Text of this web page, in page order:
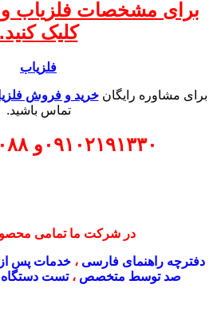
برای مشخصات فلزیاب و
کلیک کنید.
فلزیاب
برای مشاوره رایگانخرید و فروش
تماس باشید.
۰۹۱۰۲۱۹۱۳۳۰ و
در شرکت ما تمامی
دفترچه راهنمای فارسی ، خدمات پس
صد توسط متخصص ،تست